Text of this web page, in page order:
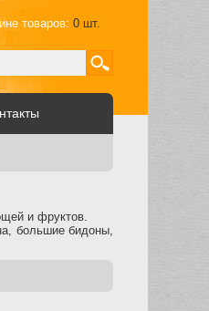
товаров:0 шт.
и фруктов.
большие бидоны,